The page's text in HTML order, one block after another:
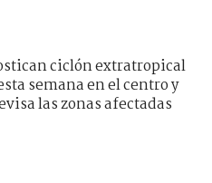
ciclón extratropical
semana en el centro y
las zonas afectadas